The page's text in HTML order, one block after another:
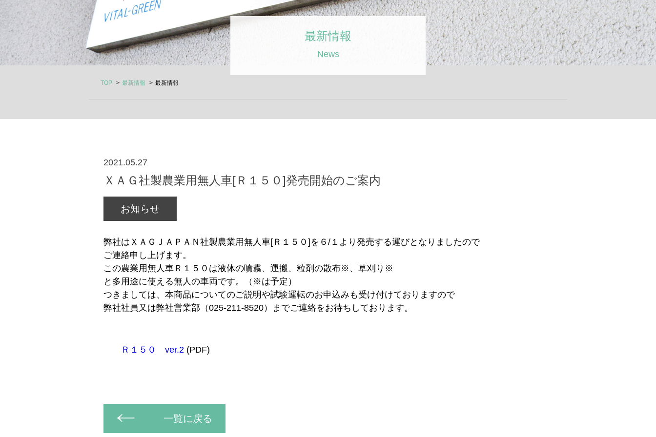
最新情報
News
TOP 最新情報 最新情報
2021.05.27
ＸＡＧ社製農業用無人車[Ｒ１５０]発売開始のご案内
お知らせ
弊社はＸＡＧＪＡＰＡＮ社製農業用無人車[Ｒ１５０]を６/１より発売する運びとなりましたので
ご連絡申し上げます。
この農業用無人車Ｒ１５０は液体の噴霧、運搬、粒剤の散布※、草刈り※
と多用途に使える無人の車両です。（※は予定）
つきましては、本商品についてのご説明や試験運転のお申込みも受け付けておりますので
弊社社員又は弊社営業部（025-211-8520）までご連絡をお待ちしております。
Ｒ１５０ ver.2 (PDF)
一覧に戻る